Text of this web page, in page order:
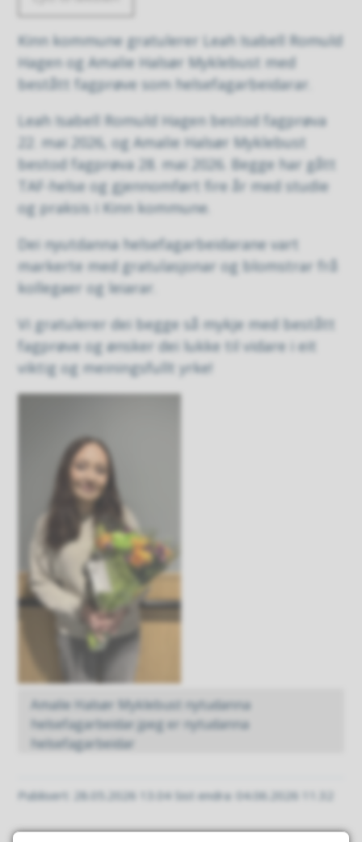
Kinn kommune gratulerer Leah Isabell Romuld
Hagen og Amalie Halsør Myklebust med
bestått fagprøve som helsefagarbeidarar.
Leah Isabell Romuld Hagen bestod fagprøva
22. mai 2026, og Amalie Halsør Myklebust
bestod fagprøva 28. mai 2026. Begge har gått
TAF-helse og gjennomført fire år med studie
og praksis i Kinn kommune.
Dei nyutdanna helsefagarbeidarane vart
markerte med gratulasjonar og blomstrar frå
kollegaer og leiarar.
Vi gratulerer dei begge så mykje med bestått
fagprøve og ønsker dei lukke til vidare i eit
viktig og meiningsfullt yrke!
Amalie Halsør Myklebust nytudanna
helsefagarbeidar.jpeg er nytudanna
helsefagarbeidar
Publisert 28.05.2026 13.04 Sist endra 04.06.2026 11.32